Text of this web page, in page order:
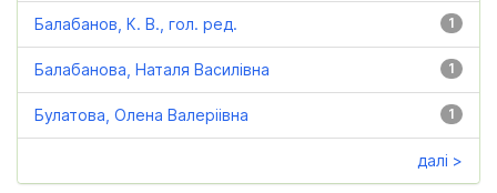
1
Балабанов, К. В., гол. ред.
1
Балабанова, Наталя Василівна
1
Булатова, Олена Валеріівна
далі >